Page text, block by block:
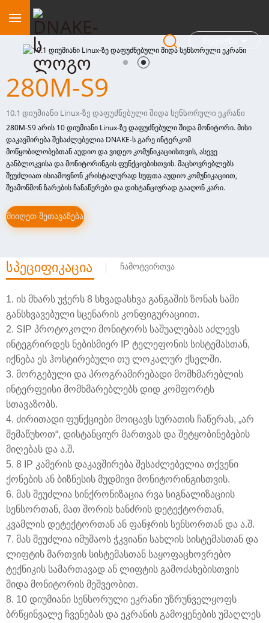
280M-S9
10.1 დიუმიანი Linux-ზე დაფუძნებული შიდა სენსორული ეკრანი
280M-S9 არის 10 დიუმიანი Linux-ზე დაფუძნებული შიდა მონიტორი. მისი
დაკავშირება შესაძლებელია DNAKE-ს გარე ინტერკომ
მოწყობილობებთან აუდიო და ვიდეო კომუნიკაციისთვის, ასევე
განბლოკვისა და მონიტორინგის ფუნქციებისთვის. მაცხოვრებლებს
შეუძლიათ ისიამოვნონ კრისტალურად სუფთა აუდიო კომუნიკაციით,
შეამოწმონ ზარების ჩანაწერები და დისტანციურად გააღონ კარი.
მიიღეთ შეთავაზება
სპეციფიკაცია ჩამოტვირთვა
1. ის მხარს უჭერს 8 სხვადასხვა განგაშის ზონას სამი
განსხვავებული სცენარის კონფიგურაციით.
2. SIP პროტოკოლი მონიტორს საშუალებას აძლევს
ინტეგრირდეს ნებისმიერ IP ტელეფონის სისტემასთან,
იქნება ეს ჰოსტირებული თუ ლოკალურ ქსელში.
3. მორგებული და პროგრამირებადი მომხმარებლის
ინტერფეისი მომხმარებლებს დიდ კომფორტს
სთავაზობს.
4. ძირითადი ფუნქციები მოიცავს სურათის ჩაწერას, „არ
შემაწუხოთ“, დისტანციურ მართვას და შეტყობინებების
მიღებას და ა.შ.
5. 8 IP კამერის დაკავშირება შესაძლებელია თქვენი
ქონების ან ბიზნესის მუდმივი მონიტორინგისთვის.
6. მას შეუძლია სინქრონიზაცია რვა სიგნალიზაციის
სენსორთან, მათ შორის ხანძრის დეტექტორთან,
კვამლის დეტექტორთან ან ფანჯრის სენსორთან და ა.შ.
7. მას შეუძლია იმუშაოს ჭკვიანი სახლის სისტემასთან და
ლიფტის მართვის სისტემასთან საყოფაცხოვრებო
ტექნიკის სამართავად ან ლიფტის გამოძახებისთვის
შიდა მონიტორის მეშვეობით.
8. 10 დიუმიანი სენსორული ეკრანი უზრუნველყოფს
ბრწყინვალე ჩვენებას და ეკრანის გამოყენების უმაღლეს